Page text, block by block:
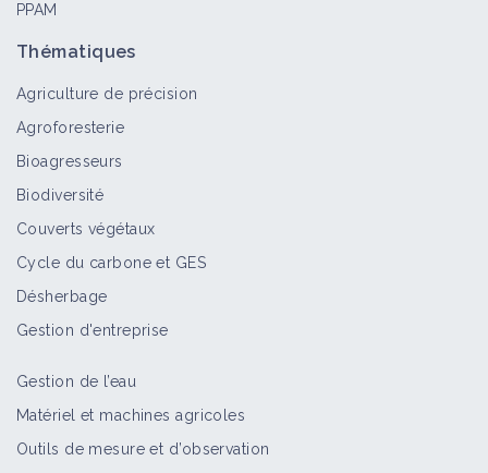
PPAM
Thématiques
Agriculture de précision
Agroforesterie
Bioagresseurs
Biodiversité
Couverts végétaux
Cycle du carbone et GES
Désherbage
Gestion d'entreprise
Gestion de l’eau
Matériel et machines agricoles
Outils de mesure et d’observation